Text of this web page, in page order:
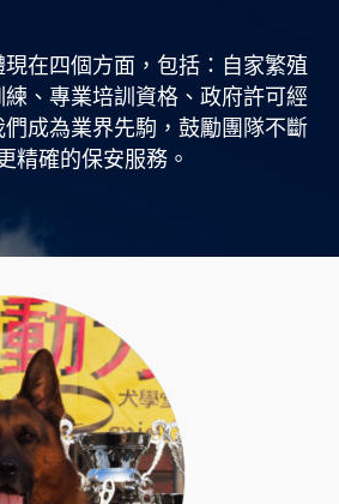
在四個方面，包括：自家繁殖
、專業培訓資格、 政府許可經
成為業界先駒，鼓勵團隊不斷
精確的保安服務。